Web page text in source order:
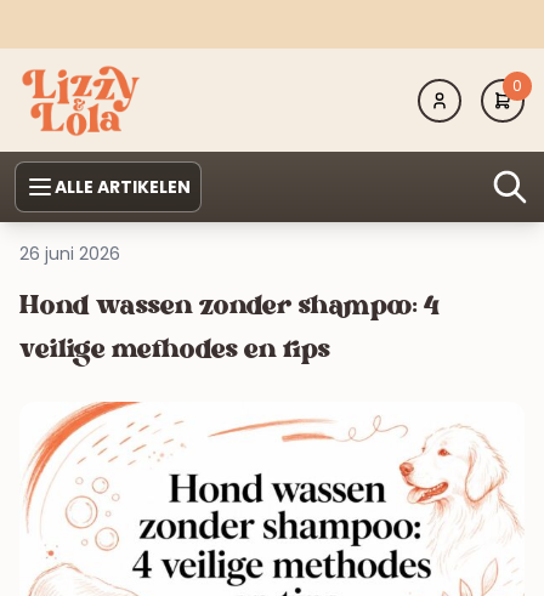
0
ALLE ARTIKELEN
26 juni 2026
Hond wassen zonder shampoo: 4
veilige methodes en tips